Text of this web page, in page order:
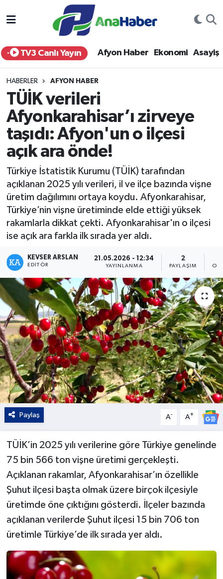
TV3 Canlı Yayın Afyon Haber Ekonomi Asayiş
HABERLER AFYON HABER
TÜİK verileri
Afyonkarahisar’ı zirveye
taşıdı: Afyon'un o ilçesi
açık ara önde!
Türkiye İstatistik Kurumu (TÜİK) tarafından
açıklanan 2025 yılı verileri, il ve ilçe bazında vişne
üretim dağılımını ortaya koydu. Afyonkarahisar,
Türkiye’nin vişne üretiminde elde ettiği yüksek
rakamlarla dikkat çekti. Afyonkarahisar'ın o ilçesi
ise açık ara farkla ilk sırada yer aldı.
KEVSER ARSLAN
EDITÖR
21.05.2026 - 12:34
YAYINLANMA
2
PAYLAŞIM
Paylaş A- A+
TÜİK’in 2025 yılı verilerine göre Türkiye genelinde
75 bin 566 ton vişne üretimi gerçekleşti.
Açıklanan rakamlar, Afyonkarahisar’ın özellikle
Şuhut ilçesi başta olmak üzere birçok ilçesiyle
üretimde öne çıktığını gösterdi. İlçeler bazında
açıklanan verilerde Şuhut ilçesi 15 bin 706 ton
üretimle Türkiye’de ilk sırada yer aldı.
Yurt Haber
Afyon Haber
Ekonomi
Siyaset
Spor
Eğitim
Sağlık
Teknoloji
Kültür - Sanat
Yaşam
Afyonkarahisar Nöbetçi Eczaneler
Afyonkarahisar Hava Durumu
Afyonkarahisar Namaz Vakitleri
Afyonkarahisar Trafik Yoğunluk Haritası
Süper Lig Puan Durumu ve Fikstür
Tüm Manşetler
Son Dakika Haberleri
Haber Arşivi